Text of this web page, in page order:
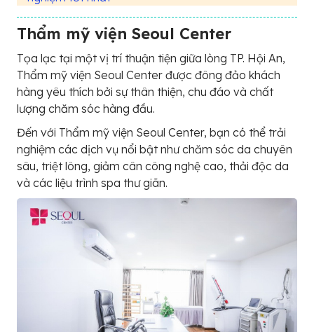
Thẩm mỹ viện Seoul Center
Tọa lạc tại một vị trí thuận tiện giữa lòng TP. Hội An,
Thẩm mỹ viện Seoul Center được đông đảo khách
hàng yêu thích bởi sự thân thiện, chu đáo và chất
lượng chăm sóc hàng đầu.
Đến với Thẩm mỹ viện Seoul Center, bạn có thể trải
nghiệm các dịch vụ nổi bật như chăm sóc da chuyên
sâu, triệt lông, giảm cân công nghệ cao, thải độc da
và các liệu trình spa thư giãn.